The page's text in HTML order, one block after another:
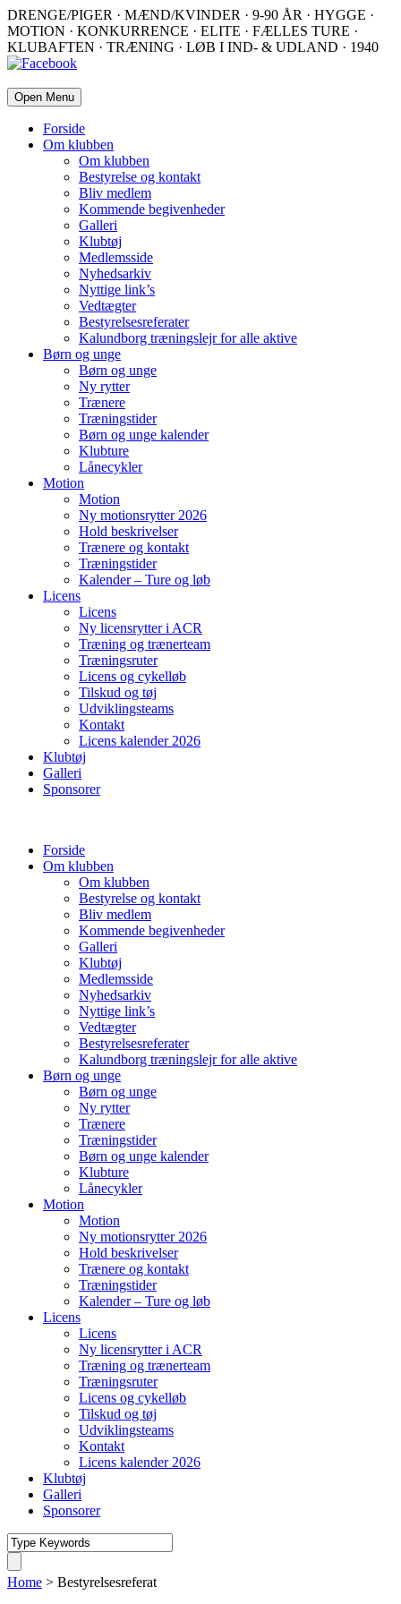
DRENGE/PIGER · MÆND/KVINDER · 9-90 ÅR · HYGGE ·
MOTION · KONKURRENCE · ELITE · FÆLLES TURE ·
KLUBAFTEN · TRÆNING · LØB I IND- & UDLAND · 1940
Open Menu
Forside
Om klubben
Om klubben
Bestyrelse og kontakt
Bliv medlem
Kommende begivenheder
Galleri
Klubtøj
Medlemsside
Nyhedsarkiv
Nyttige link’s
Vedtægter
Bestyrelsesreferater
Kalundborg træningslejr for alle aktive
Børn og unge
Børn og unge
Ny rytter
Trænere
Træningstider
Børn og unge kalender
Klubture
Lånecykler
Motion
Motion
Ny motionsrytter 2026
Hold beskrivelser
Trænere og kontakt
Træningstider
Kalender – Ture og løb
Licens
Licens
Ny licensrytter i ACR
Træning og trænerteam
Træningsruter
Licens og cykelløb
Tilskud og tøj
Udviklingsteams
Kontakt
Licens kalender 2026
Klubtøj
Galleri
Sponsorer
Forside
Om klubben
Om klubben
Bestyrelse og kontakt
Bliv medlem
Kommende begivenheder
Galleri
Klubtøj
Medlemsside
Nyhedsarkiv
Nyttige link’s
Vedtægter
Bestyrelsesreferater
Kalundborg træningslejr for alle aktive
Børn og unge
Børn og unge
Ny rytter
Trænere
Træningstider
Børn og unge kalender
Klubture
Lånecykler
Motion
Motion
Ny motionsrytter 2026
Hold beskrivelser
Trænere og kontakt
Træningstider
Kalender – Ture og løb
Licens
Licens
Ny licensrytter i ACR
Træning og trænerteam
Træningsruter
Licens og cykelløb
Tilskud og tøj
Udviklingsteams
Kontakt
Licens kalender 2026
Klubtøj
Galleri
Sponsorer
Home > Bestyrelsesreferat